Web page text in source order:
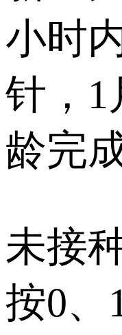
小时
针，1
龄完
未接
按0、